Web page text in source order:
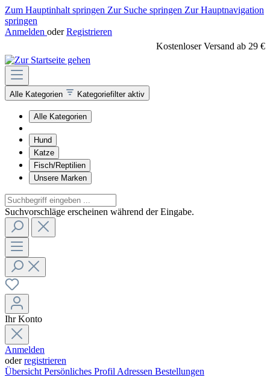
Zum Hauptinhalt springen Zur Suche springen Zur Hauptnavigation
springen
Anmelden oder Registrieren
Kostenloser Versand ab 29 €
Alle Kategorien Kategoriefilter aktiv
Alle Kategorien
Hund
Katze
Fisch/Reptilien
Unsere Marken
Suchvorschläge erscheinen während der Eingabe.
Ihr Konto
Anmelden
oderregistrieren
Übersicht Persönliches Profil Adressen Bestellungen